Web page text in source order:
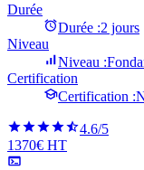
Durée
Durée :2 jours
Niveau
Niveau :
Certification
Certification :
4.6/5
1370€ HT